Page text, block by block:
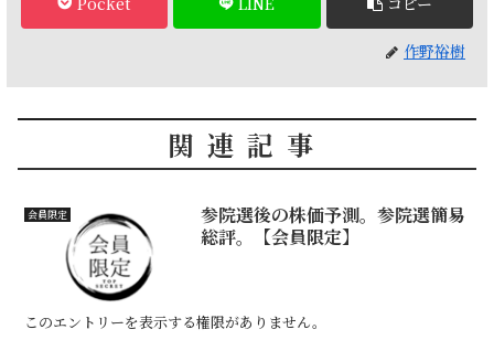
作野裕樹
関連記事
会員限定
参院選後の株価予測。参院選簡易
総評。【会員限定】
このエントリーを表示する権限がありません。